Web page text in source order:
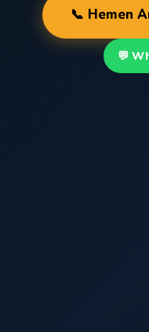
📞 Hemen
💬